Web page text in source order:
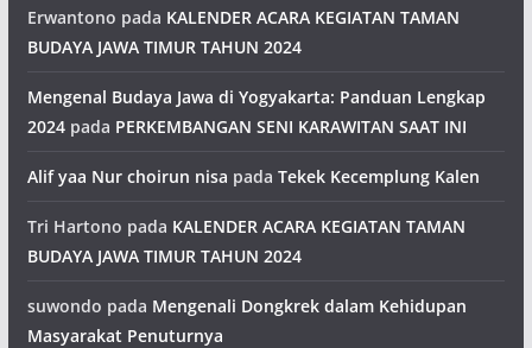
Erwantono pada KALENDER ACARA KEGIATAN TAMAN
BUDAYA JAWA TIMUR TAHUN 2024
Mengenal Budaya Jawa di Yogyakarta: Panduan Lengkap
2024pada PERKEMBANGAN SENI KARAWITAN SAAT INI
Alif yaa Nur choirun nisa pada Tekek Kecemplung Kalen
Tri Hartono pada KALENDER ACARA KEGIATAN TAMAN
BUDAYA JAWA TIMUR TAHUN 2024
suwondo pada Mengenali Dongkrek dalam Kehidupan
Masyarakat Penuturnya